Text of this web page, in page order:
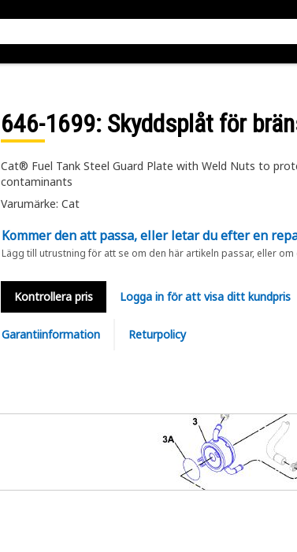
646-1699: Skyddsplåt för
Cat® Fuel Tank Steel Guard Plate with Weld Nuts to
contaminants
Varumärke: Cat
Kommer den att passa, eller letar du efter en
Lägg till utrustning för att se om den här artikeln passar, eller
Kontrollera pris Logga in för att visa ditt kundpris
Garantiinformation Returpolicy